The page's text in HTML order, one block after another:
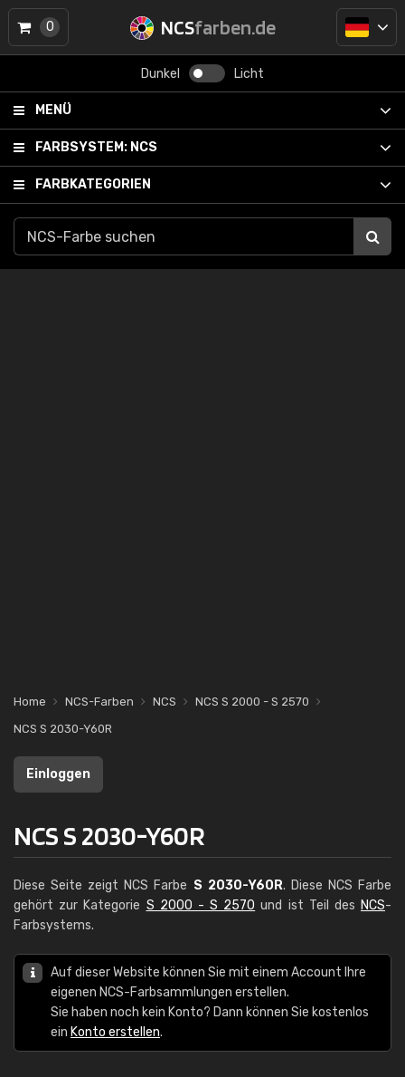
NCSfarben.de
Dunkel Licht
MENÜ
FARBSYSTEM: NCS
FARBKATEGORIEN
0
Home NCS-Farben NCS
NCS S 2000 - S 2570
NCS S 2030-Y60R
Einloggen
NCS S 2030-Y60R
Diese Seite zeigt NCS Farbe S 2030-Y60R. Diese NCS Farbe
gehört zur Kategorie S 2000 - S 2570 und ist Teil des NCS-
Farbsystems.
Auf dieser Website können Sie mit einem Account Ihre
eigenen NCS-Farbsammlungen erstellen.
Sie haben noch kein Konto? Dann können Sie kostenlos
ein Konto erstellen.